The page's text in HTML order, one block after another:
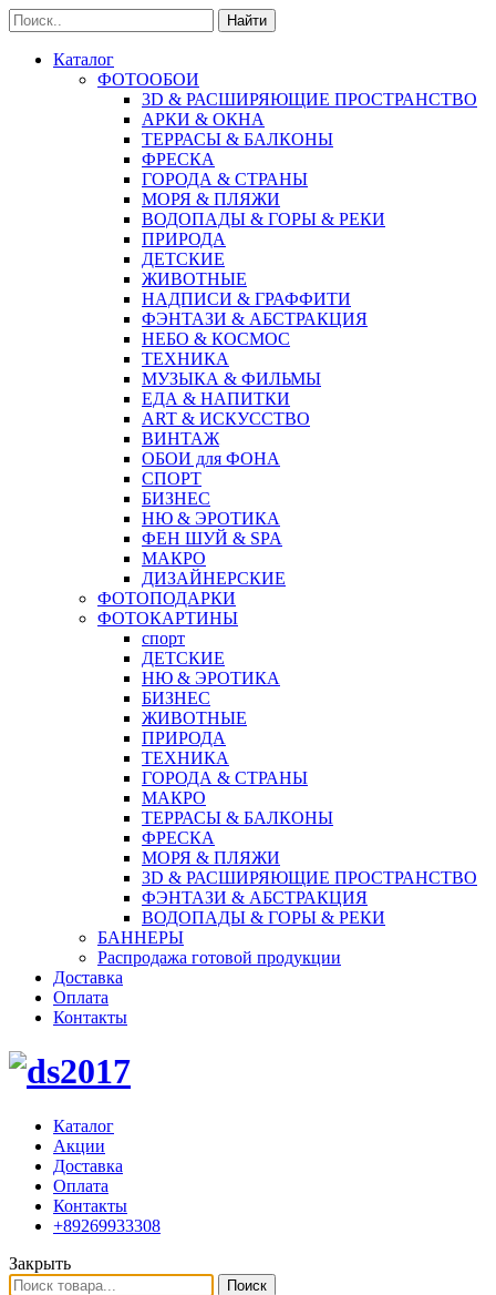
Найти
Каталог
ФОТООБОИ
3D & РАСШИРЯЮЩИЕ ПРОСТРАНСТВО
АРКИ & ОКНА
ТЕРРАСЫ & БАЛКОНЫ
ФРЕСКА
ГОРОДА & СТРАНЫ
МОРЯ & ПЛЯЖИ
ВОДОПАДЫ & ГОРЫ & РЕКИ
ПРИРОДА
ДЕТСКИЕ
ЖИВОТНЫЕ
НАДПИСИ & ГРАФФИТИ
ФЭНТАЗИ & АБСТРАКЦИЯ
НЕБО & КОСМОС
ТЕХНИКА
МУЗЫКА & ФИЛЬМЫ
ЕДА & НАПИТКИ
ART & ИСКУССТВО
ВИНТАЖ
ОБОИ для ФОНА
СПОРТ
БИЗНЕС
НЮ & ЭРОТИКА
ФЕН ШУЙ & SPA
МАКРО
ДИЗАЙНЕРСКИЕ
ФОТОПОДАРКИ
ФОТОКАРТИНЫ
спорт
ДЕТСКИЕ
НЮ & ЭРОТИКА
БИЗНЕС
ЖИВОТНЫЕ
ПРИРОДА
ТЕХНИКА
ГОРОДА & СТРАНЫ
МАКРО
ТЕРРАСЫ & БАЛКОНЫ
ФРЕСКА
МОРЯ & ПЛЯЖИ
3D & РАСШИРЯЮЩИЕ ПРОСТРАНСТВО
ФЭНТАЗИ & АБСТРАКЦИЯ
ВОДОПАДЫ & ГОРЫ & РЕКИ
БАННЕРЫ
Распродажа готовой продукции
Доставка
Оплата
Контакты
Каталог
Акции
Доставка
Оплата
Контакты
+89269933308
Закрыть
Поиск